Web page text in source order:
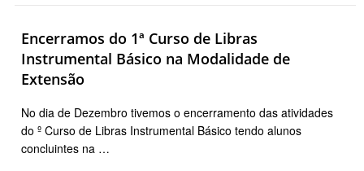
Encerramos do 1ª Curso de Libras
Instrumental Básico na Modalidade de
Extensão
No dia de Dezembro tivemos o encerramento das atividades
do º Curso de Libras Instrumental Básico tendo alunos
concluintes na …